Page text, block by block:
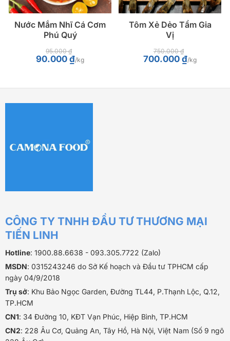
Nước Mắm Nhĩ Cá Cơm
Phú Quý
95.000₫
Giá
gốc
90.000 ₫Giá
hiện
/kg
Tôm Xẻ Dẻo Tẩm Gia
Vị
750.000₫
Giá
gốc
700.000 ₫Giá
hiện
/kg
CÔNG TY TNHH ĐẦU TƯ THƯƠNG MẠI
TIẾN LINH
Hotline: 1900.88.6638 - 093.305.7722 (Zalo)
MSDN: 0315243246 do Sở Kế hoạch và Đầu tư TPHCM cấp
ngày 04/9/2018
Trụ sở: Khu Bảo Ngọc Garden, Đường TL44, P.Thạnh Lộc, Q.12,
TP.HCM
CN1: 34 Đường 10, KĐT Vạn Phúc, Hiệp Bình, TP.HCM
CN2: 228 Âu Cơ, Quảng An, Tây Hồ, Hà Nội, Việt Nam (Số 9 ngõ